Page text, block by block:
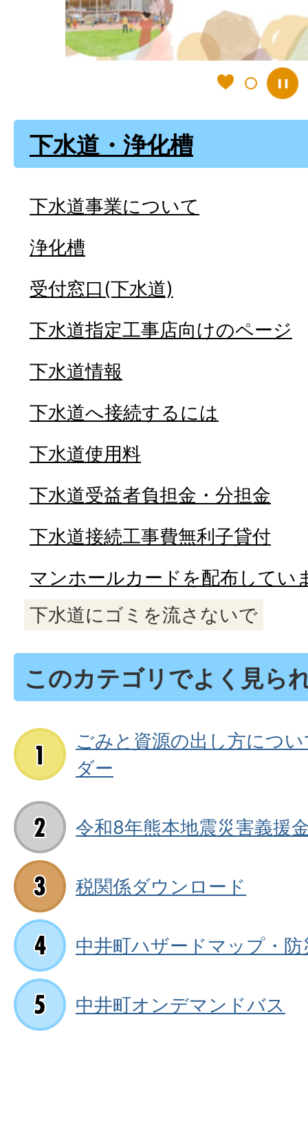
ド
下水道・浄化槽
下水道事業について
浄化槽
受付窓口(下水道)
下水道指定工事店向けのページ
下水道情報
下水道へ接続するには
下水道使用料
下水道受益者負担金・分担金
下水道接続工事費無利子貸付
マンホールカードを配布してい
下水道にゴミを流さないで
このカテゴリでよく見ら
ごみと資源の出し方につ
ダー
令和8年熊本地震災害義援
税関係ダウンロード
中井町ハザードマップ・
中井町オンデマンドバス